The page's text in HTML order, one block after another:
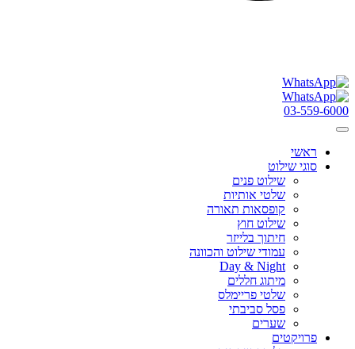
03-559-6000
ראשי
סוגי שילוט
שילוט פנים
שלטי אותיות
קופסאות תאורה
שילוט חוץ
חיתוך בלייזר
עמודי שילוט והכוונה
Day & Night
מיתוג חללים
שלטי פריימלס
פסל סביבתי
שערים
פרויקטים